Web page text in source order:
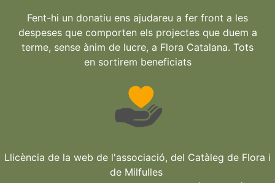
Fent-hi un donatiu ens ajudareu a fer front a les
despeses que comporten els projectes que duem a
terme, sense ànim de lucre, a Flora Catalana. Tots
en sortirem beneficiats
Llicència de la web de l'associació, del Catàleg de Flora i
de Milfulles